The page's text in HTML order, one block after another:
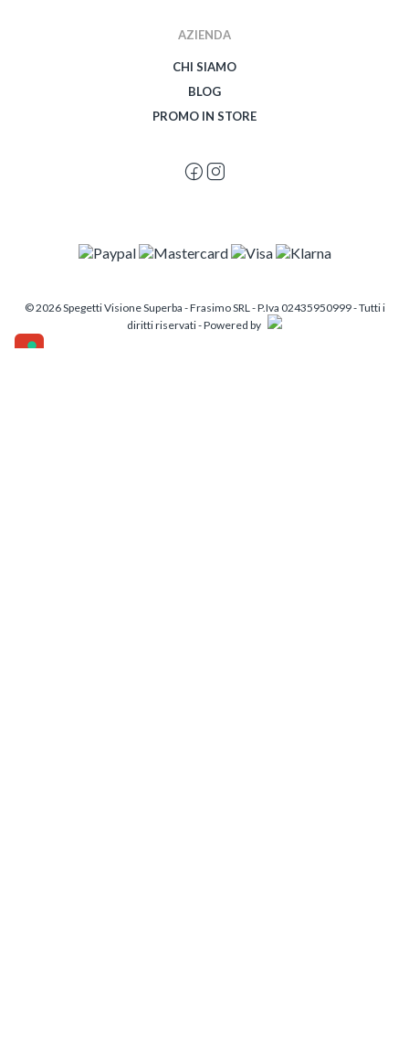
AZIENDA
CHI SIAMO
BLOG
PROMO IN STORE
© 2026 Spegetti Visione Superba - Frasimo SRL - P.Iva 02435950999 - Tutti i
diritti riservati - Powered by